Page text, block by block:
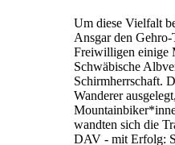
Um diese Vielfalt
Ansgar den
Freiwilligen einige
Schwäbische
Schirmherrschaft.
Wanderer
wandten sich die
DAV - mit Erfolg: